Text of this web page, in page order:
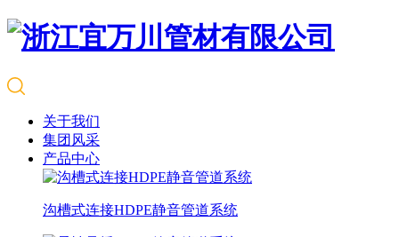
关于我们
集团风采
产品中心
沟槽式连接HDPE静音管道系统